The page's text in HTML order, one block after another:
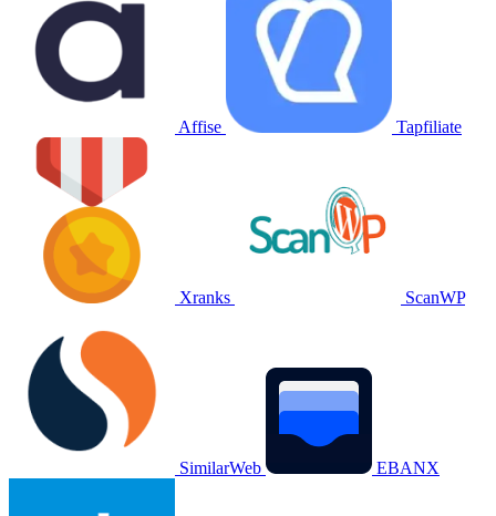
Affise Tapfiliate
Xranks ScanWP
SimilarWeb EBANX